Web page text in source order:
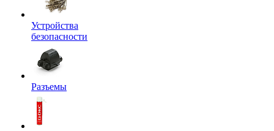
Устройства
безопасности
Разъемы